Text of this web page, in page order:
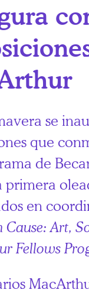
se
que
de
primera
en
Cause: Art,
Fellows